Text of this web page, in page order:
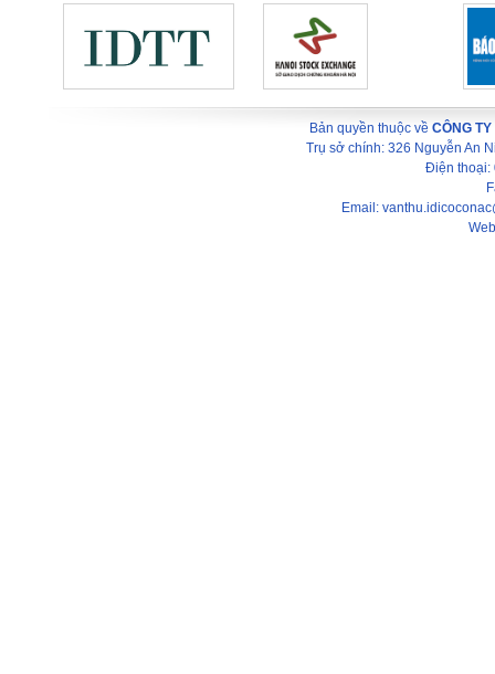
Bản quyền thuộc về CÔNG
Trụ sở chính: 326 Nguyễn An
Điện thoại:
Email: